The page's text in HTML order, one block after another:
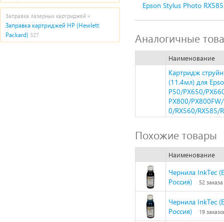
Заправка лазерных картриджей »
Заправка картриджей HP (Hewlett
Packard) 327
Epson Stylus Photo RX585
Аналогичные
Наименование
Картридж
(11.4мл) для
P50/PX650/
PX800/
0/RX560/RX585/
Похожие товары
Наименование
Чернила InkTec
Россия)
52 заказа
Чернила InkTec
Россия)
19